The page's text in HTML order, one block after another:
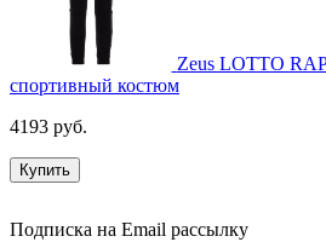
Zeus LOTTO
спортивный костюм
4193 руб.
Купить
Подписка на Email рассылку